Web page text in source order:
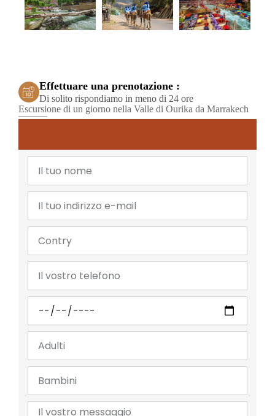
Effettuare una prenotazione :
Di solito rispondiamo in meno di 24 ore
Escursione di un giorno nella Valle di Ourika da Marrakech